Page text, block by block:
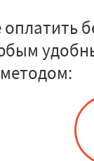
методом: